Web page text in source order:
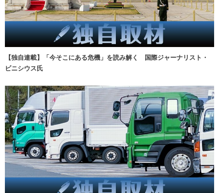
【独自連載】「今そこにある危機」を読み解く 国際ジャーナリスト・
ビニシウス氏